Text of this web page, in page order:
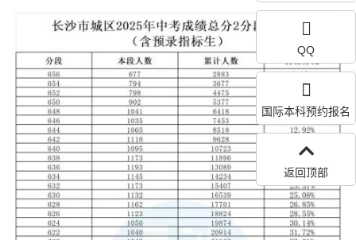
QQ
国际本科预约报名
返回顶部